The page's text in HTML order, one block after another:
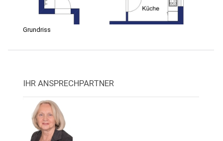
Grundriss
IHR ANSPRECHPARTNER